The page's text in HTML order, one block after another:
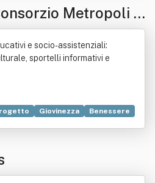
Metropoli S
Sociale A Respon
e socio-assistenziali:
sportelli informativi e
Giovinezza
Benessere